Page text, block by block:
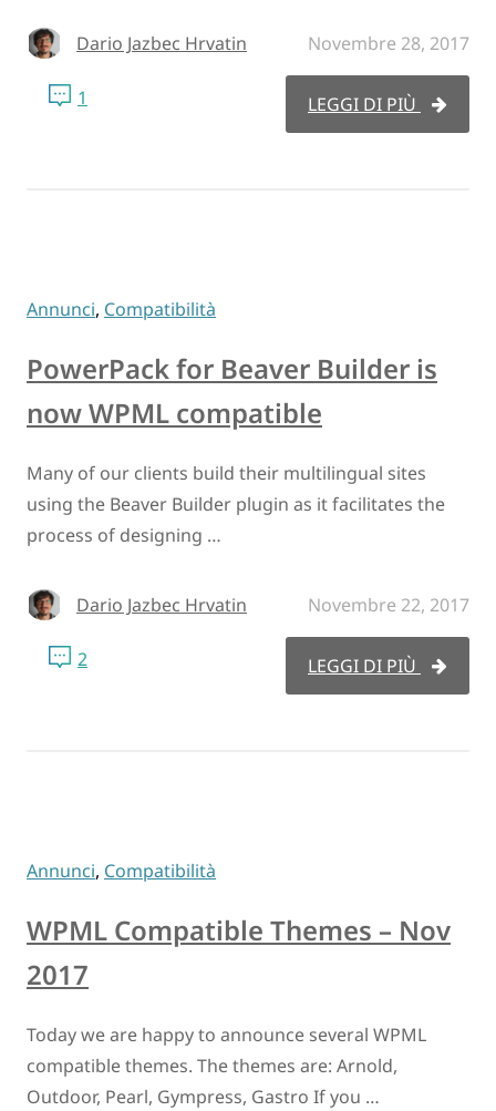
Dario Jazbec Hrvatin Novembre 28, 2017
1 LEGGI DI PIÙ
Annunci, Compatibilità
PowerPack for Beaver Builder is
now WPML compatible
Many of our clients build their multilingual sites
using the Beaver Builder plugin as it facilitates the
process of designing …
Dario Jazbec Hrvatin Novembre 22, 2017
2 LEGGI DI PIÙ
Annunci, Compatibilità
WPML Compatible Themes – Nov
2017
Today we are happy to announce several WPML
compatible themes. The themes are: Arnold,
Outdoor, Pearl, Gympress, Gastro If you …